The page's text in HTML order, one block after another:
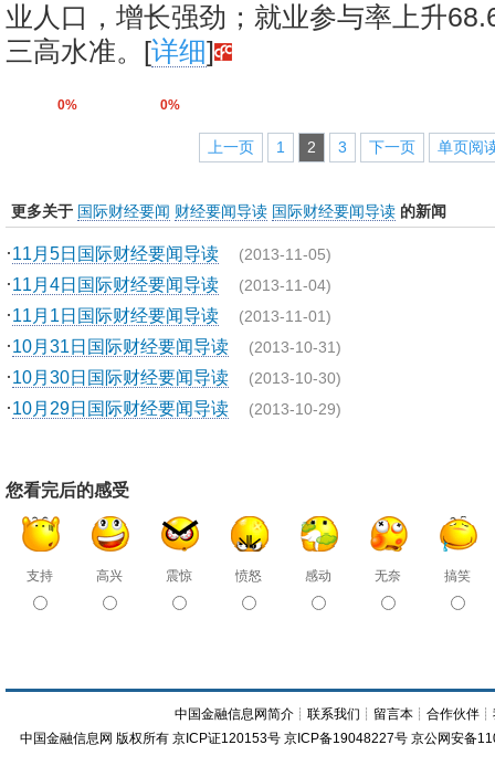
业人口，增长强劲；就业参与率上升
三高水准。[详细]
0% 0%
上一页 1 2 3 下一页 单页阅
更多关于 国际财经要闻 财经要闻导读 国际财经要闻导读 的新闻
·11月5日国际财经要闻导读 (2013-11-05)
·11月4日国际财经要闻导读 (2013-11-04)
·11月1日国际财经要闻导读 (2013-11-01)
·10月31日国际财经要闻导读 (2013-10-31)
·10月30日国际财经要闻导读 (2013-10-30)
·10月29日国际财经要闻导读 (2013-10-29)
您看完后的感受
支持 高兴 震惊 愤怒 感动 无奈 搞笑
中国金融信息网简介 ┊联系我们 ┊ 留言本 ┊合作伙伴 ┊
中国金融信息网 版权所有 京ICP证120153号 京ICP备19048227号 京公网安备